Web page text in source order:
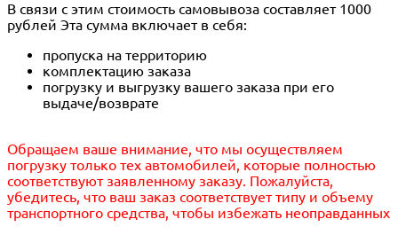
В связи с этим стоимость самовывоза составляет 1000
рублей Эта сумма включает в себя:
пропуска на территорию
комплектацию заказа
погрузку и выгрузку вашего заказа при его
выдаче/возврате
Обращаем ваше внимание, что мы осуществляем
погрузку только тех автомобилей, которые полностью
соответствуют заявленному заказу. Пожалуйста,
убедитесь, что ваш заказ соответствует типу и объему
транспортного средства, чтобы избежать неоправданных